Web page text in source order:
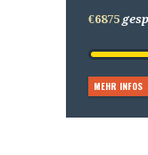
€6875
MEHR INFOS
€6875
MEHR INFOS
€6875
MEHR INFOS